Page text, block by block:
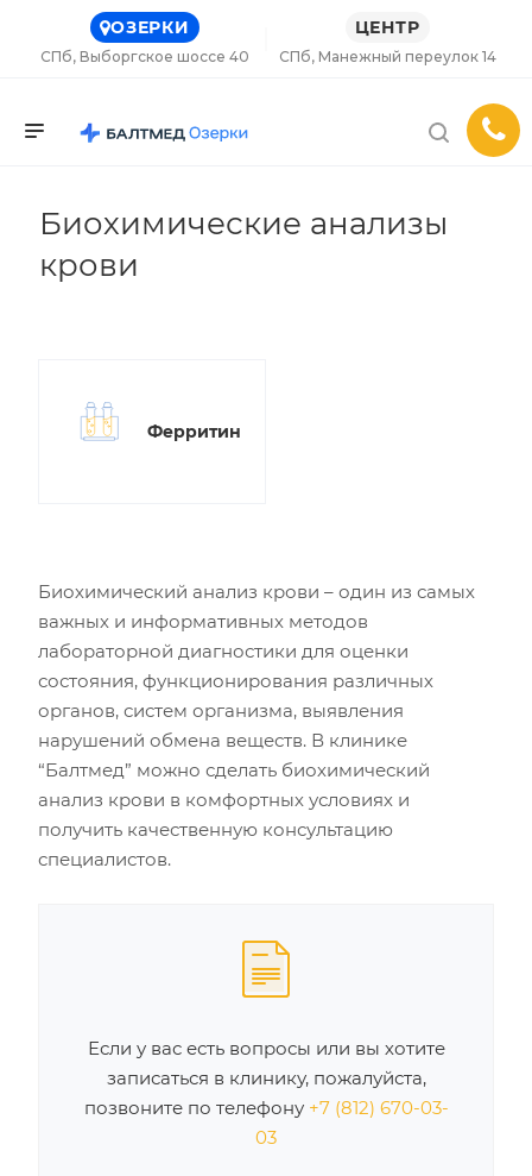
ОЗЕРКИ
СПб, Выборгское шоссе 40
ЦЕНТР
СПб, Манежный переулок 14
Биохимические анализы
крови
Ферритин
Биохимический анализ крови – один из самых
важных и информативных методов
лабораторной диагностики для оценки
состояния, функционирования различных
органов, систем организма, выявления
нарушений обмена веществ. В клинике
“Балтмед” можно сделать биохимический
анализ крови в комфортных условиях и
получить качественную консультацию
специалистов.
Если у вас есть вопросы или вы хотите
записаться в клинику, пожалуйста,
позвоните по телефону +7 (812) 670-03-
03